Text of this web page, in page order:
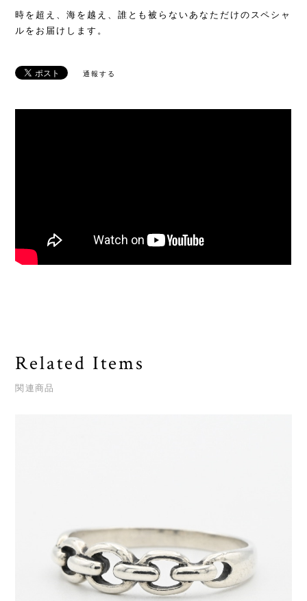
時を超え、海を越え、誰とも被らないあなただけのスペシャ
ルをお届けします。
通報する
Related Items
関連商品